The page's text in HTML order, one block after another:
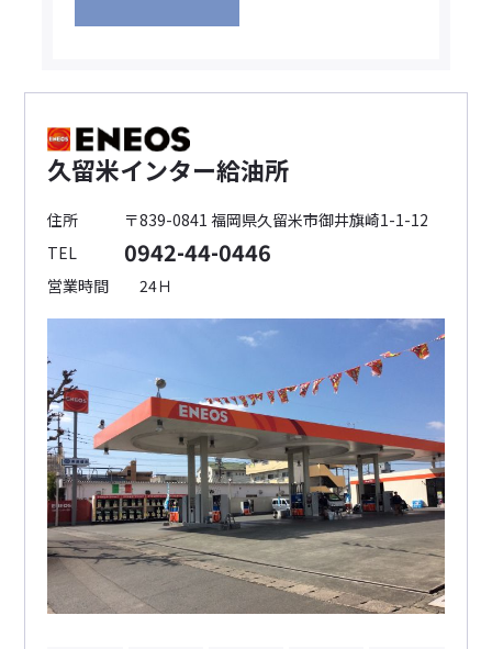
久留米インター給油所
住所
〒839-0841 福岡県久留米市御井旗崎1-1-12
TEL
0942-44-0446
営業時間 24Ｈ